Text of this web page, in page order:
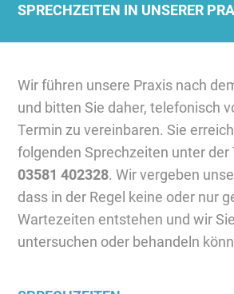
SPRECHZEITEN IN UNSERER
Wir führen unsere Praxis nach
und bitten Sie daher, telefonisch
Termin zu vereinbaren. Sie
folgenden Sprechzeiten unter
03581 402328. Wir vergeben
dass in der Regel keine oder nur
Wartezeiten entstehen und wir
untersuchen oder behandeln